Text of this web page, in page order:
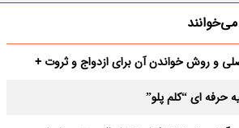
و روش خواندن آن برای ازدواج و ثروت +
حرفه ای “کلم پلو”